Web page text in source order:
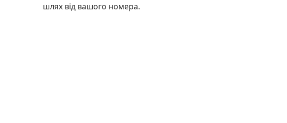
шлях від вашого номера.